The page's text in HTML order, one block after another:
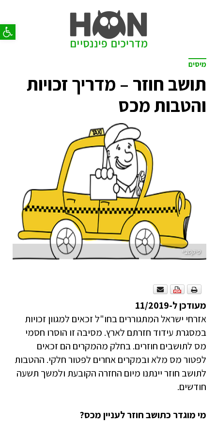
פתח
מיסים
תושב חוזר – מדריך זכויות
והטבות מכס
פיקסביי
מעודכן ל-11/2019
אזרחי ישראל המתגוררים בחו"ל זכאים למגוון זכויות
במסגרת עידוד חזרתם לארץ. מסיבה זו הוסרו חסמי
מס לתושבים חוזרים. בחלק מהמקרים הם זכאים
לפטור מס מלא ובמקרים אחרים לפטור חלקי. ההטבות
לתושב חוזר יינתנו מיום החזרה הקובעת ולמשך תשעה
חודשים.
מי מוגדר כתושב חוזר לעניין מכס?